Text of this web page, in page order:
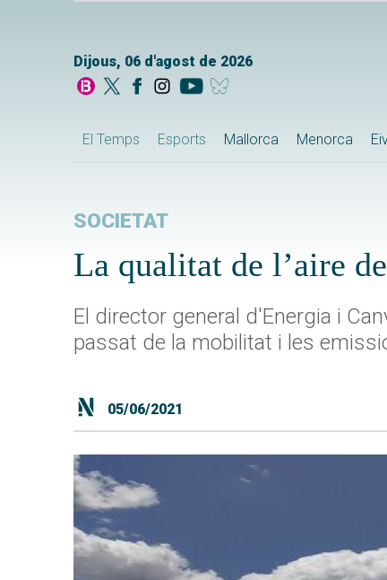
Dijous, 06 d'agost de 2026
El Temps Esports Mallorca Menorca
SOCIETAT
La qualitat de l’aire
El director general d'Energia i
passat de la mobilitat i les
05/06/2021